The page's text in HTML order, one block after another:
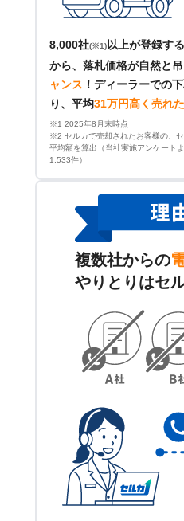
8,000社(※1) 以上が登録す
から、落札価格が自然と吊
ャンス ！ ディーラーでの
り、平均31万円高く売れた
※1 2025年8月末時点
※2 セルカで売却されたお客様の、
平均額を算出（当社実施アンケート
1,533件）
複数社からの
やりとりはセ